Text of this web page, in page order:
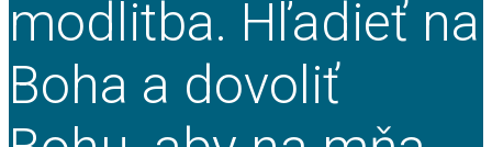
modlitba. Hľadieť na
Boha a dovoliť